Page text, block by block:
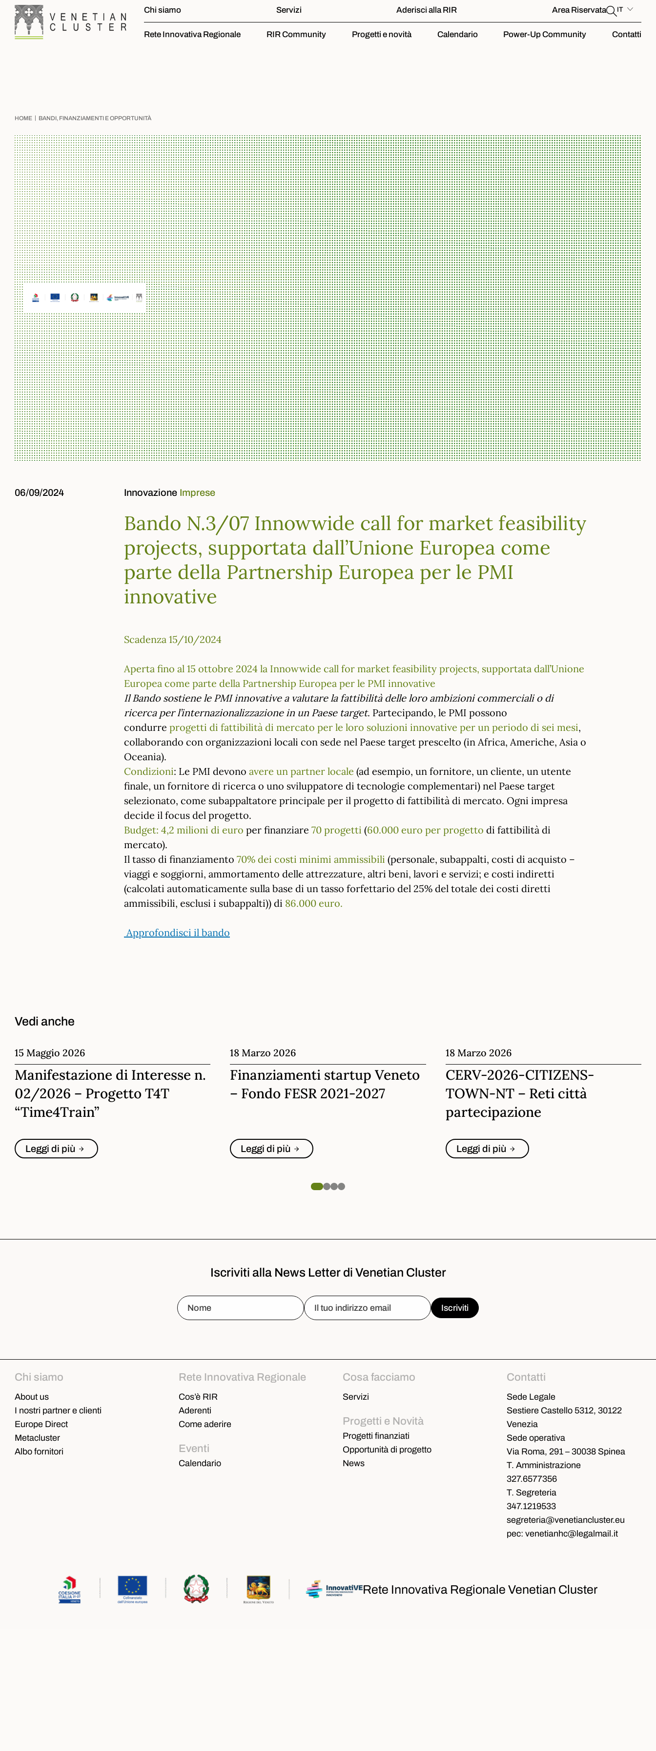
Chi siamo Servizi Aderisci alla RIR Area Riservata IT
Rete Innovativa Regionale RIR Community Progetti e novità Calendario Power-Up Community Contatti
HOME | BANDI, FINANZIAMENTI E OPPORTUNITÀ
06/09/2024 Innovazione Imprese
Bando N.3/07 Innowwide call for market feasibility
projects, supportata dall’Unione Europea come
parte della Partnership Europea per le PMI
innovative
Scadenza 15/10/2024
Aperta fino al 15 ottobre 2024 la Innowwide call for market feasibility projects, supportata dall’Unione
Europea come parte della Partnership Europea per le PMI innovative
Il Bando sostiene le PMI innovative a valutare la fattibilità delle loro ambizioni commerciali o di
ricerca per l’internazionalizzazione in un Paese target. Partecipando, le PMI possono
condurre progetti di fattibilità di mercato per le loro soluzioni innovative per un periodo di sei mesi,
collaborando con organizzazioni locali con sede nel Paese target prescelto (in Africa, Americhe, Asia o
Oceania).
Condizioni: Le PMI devono avere un partner locale (ad esempio, un fornitore, un cliente, un utente
finale, un fornitore di ricerca o uno sviluppatore di tecnologie complementari) nel Paese target
selezionato, come subappaltatore principale per il progetto di fattibilità di mercato. Ogni impresa
decide il focus del progetto.
Budget: 4,2 milioni di euro per finanziare 70 progetti (60.000 euro per progetto di fattibilità di
mercato).
Il tasso di finanziamento 70% dei costi minimi ammissibili (personale, subappalti, costi di acquisto –
viaggi e soggiorni, ammortamento delle attrezzature, altri beni, lavori e servizi; e costi indiretti
(calcolati automaticamente sulla base di un tasso forfettario del 25% del totale dei costi diretti
ammissibili, esclusi i subappalti)) di 86.000 euro.
Approfondisci il bando
Vedi anche
15 Maggio 2026
Manifestazione di Interesse n.
02/2026 – Progetto T4T
“Time4Train”
Leggi di più
18 Marzo 2026
Finanziamenti startup Veneto
– Fondo FESR 2021-2027
Leggi di più
18 Marzo 2026
CERV-2026-CITIZENS-
TOWN-NT – Reti città
partecipazione
Leggi di più
Iscriviti alla News Letter di Venetian Cluster
Chi siamo
About us
I nostri partner e clienti
Europe Direct
Metacluster
Albo fornitori
Rete Innovativa Regionale
Cos’è RIR
Aderenti
Come aderire
Eventi
Calendario
Cosa facciamo
Servizi
Progetti e Novità
Progetti finanziati
Opportunità di progetto
News
Contatti
Sede Legale
Sestiere Castello 5312, 30122
Venezia
Sede operativa
Via Roma, 291 – 30038 Spinea
T. Amministrazione
327.6577356
T. Segreteria
347.1219533
segreteria@venetiancluster.eu
pec:venetianhc@legalmail.it
Rete Innovativa Regionale Venetian Cluster